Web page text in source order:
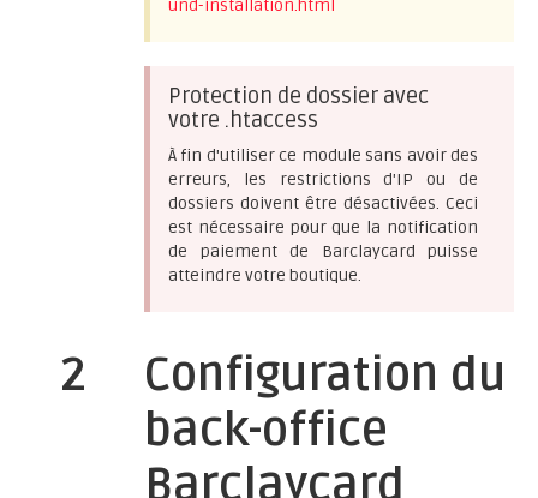
und-installation.html
Protection de dossier avec
votre .htaccess
À fin d'utiliser ce module sans avoir des
erreurs, les restrictions d'IP ou de
dossiers doivent être désactivées. Ceci
est nécessaire pour que la notification
de paiement de Barclaycard puisse
atteindre votre boutique.
2
Configuration du
back-office
Barclaycard